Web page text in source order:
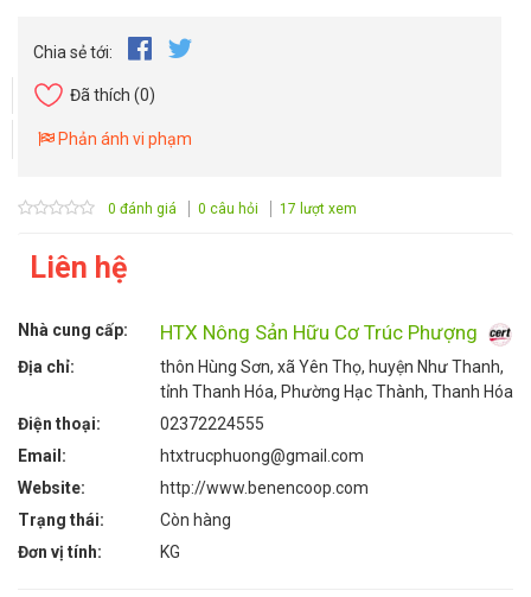
Chia sẻ tới:
Đã thích (0)
Phản ánh vi phạm
0 đánh giá 0 câu hỏi 17 lượt xem
Liên hệ
Nhà cung cấp: HTX Nông Sản Hữu Cơ Trúc Phượng
Địa chỉ:
thôn Hùng Sơn, xã Yên Thọ, huyện Như Thanh,
tỉnh Thanh Hóa, Phường Hạc Thành, Thanh Hóa
Điện thoại:
02372224555
Email:
htxtrucphuong@gmail.com
Website:
http://www.benencoop.com
Trạng thái:
Còn hàng
Đơn vị tính:
KG